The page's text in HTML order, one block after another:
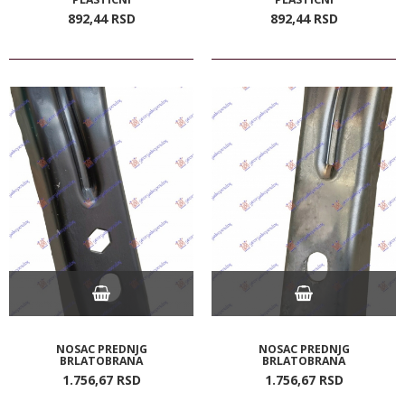
892,44 RSD 892,44 RSD
NOSAC PREDNJG
BRLATOBRANA
1.756,67 RSD
NOSAC PREDNJG
BRLATOBRANA
1.756,67 RSD